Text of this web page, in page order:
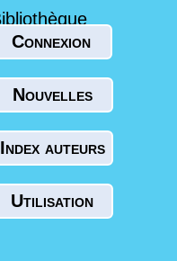
Connexion
Nouvelles
Index auteurs
Utilisation